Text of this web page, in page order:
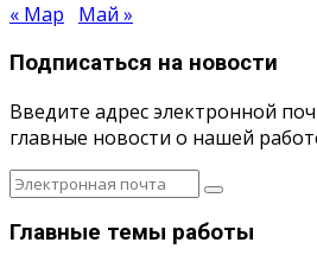
« Мар
Май »
Подписаться на новости
Введите адрес электронной
главные новости о нашей
Главные темы работы